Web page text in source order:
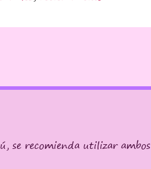
se recomienda utilizar ambos